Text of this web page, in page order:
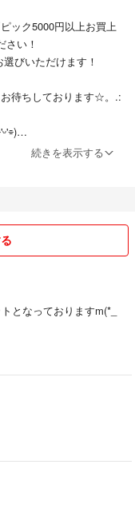
ック5000円以上お買上
い！
びいただけます！
待ちしております☆。.:
ントにてお問い合わせく
う可能性がございま
絡お願い致します。
続きを表示する
となっておりますm(*_